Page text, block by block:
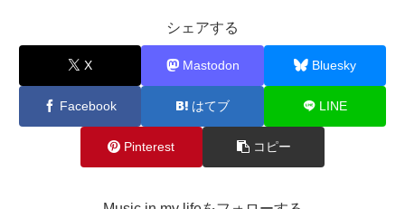
シェアする
X Mastodon Bluesky
Facebook はてブ LINE
Pinterest コピー